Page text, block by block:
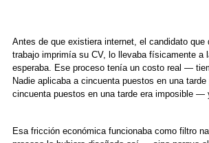
Antes de que existiera internet, el candidato que
trabajo imprimía su CV, lo llevaba físicamente a
esperaba. Ese proceso tenía un costo real —
Nadie aplicaba a cincuenta puestos en una
cincuenta puestos en una tarde era imposible —
Esa fricción económica funcionaba como filtro